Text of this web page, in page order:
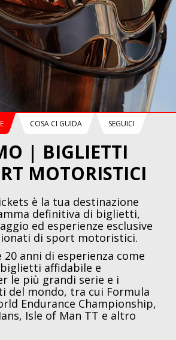
COSA CI GUIDA SEGUICI
| BIGLIETTI
MOTORISTICI
è la tua destinazione
definitiva di biglietti,
ed esperienze esclusive
di sport motoristici.
anni di esperienza come
affidabile e
le più grandi serie e i
del mondo, tra cui Formula
Endurance Championship,
Isle of Man TT e altro